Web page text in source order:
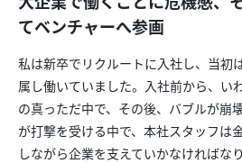
てベンチャーへ参画
私は新卒でリクルートに入社し、当初
属し働いていました。入社前から、い
の真っただ中で、その後、バブルが崩
が打撃を受ける中で、本社スタッフは
しながら企業を支えていかなければな